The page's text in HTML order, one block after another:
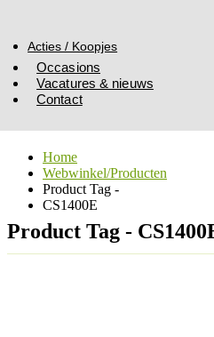
Acties / Koopjes
Occasions
Vacatures & nieuws
Contact
Home
Webwinkel/Producten
Product Tag -
CS1400E
Product Tag -